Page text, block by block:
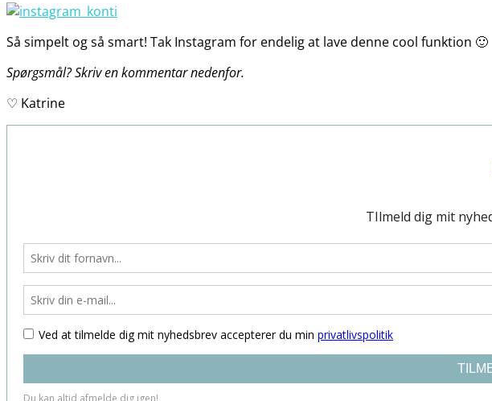
Så simpelt og så smart! Tak Instagram for endelig at lave denne cool funktion 🙂
Spørgsmål? Skriv en kommentar nedenfor.
♡ Katrine